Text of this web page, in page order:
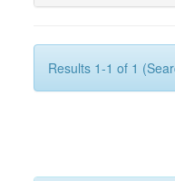
Results 1-1 of 1